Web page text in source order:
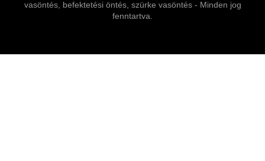
vasöntés, befektetési öntés, szürke vasöntés - Minden jog
fenntartva.